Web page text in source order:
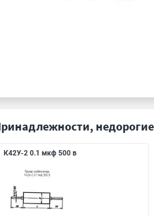
К42У-2 0.1 мкф 500 в